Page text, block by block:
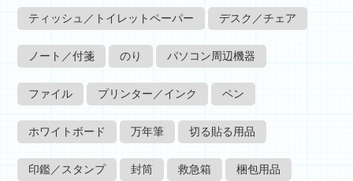
ティッシュ／トイレットペーパー デスク／チェア
ノート／付箋 のり パソコン周辺機器
ファイル プリンター／インク ペン
ホワイトボード 万年筆 切る貼る用品
印鑑／スタンプ 封筒 救急箱 梱包用品